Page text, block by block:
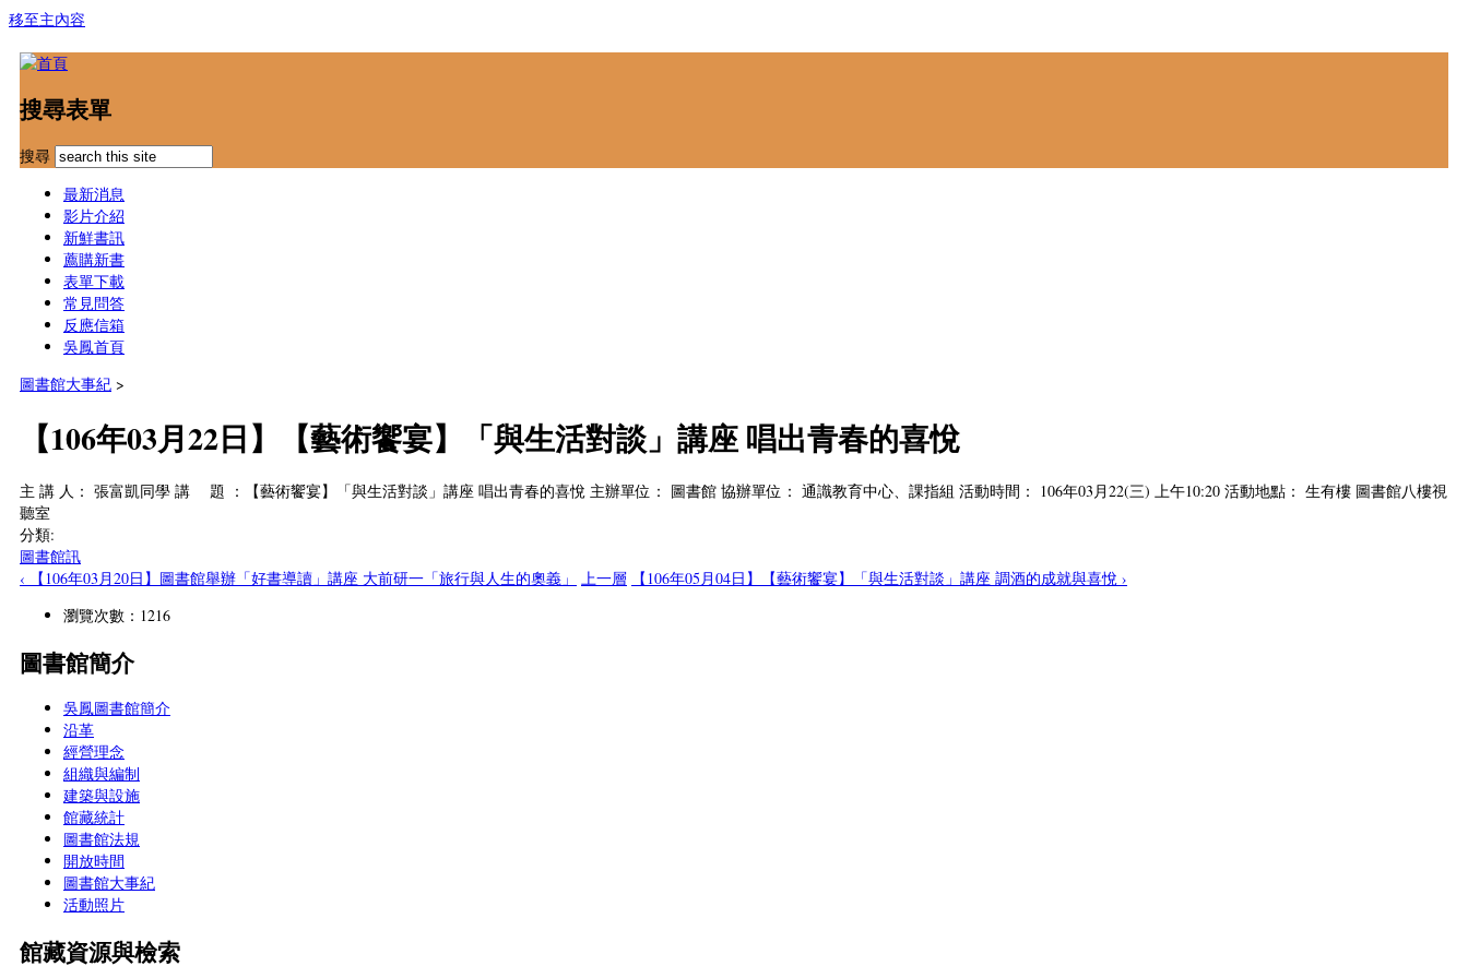
移至主內容
搜尋表單
搜尋
最新消息
影片介紹
新鮮書訊
薦購新書
表單下載
常見問答
反應信箱
吳鳳首頁
圖書館大事紀 >
【106年03月22日】【藝術饗宴】「與生活對談」講座 唱出青春的喜悅
主 講 人： 張富凱同學 講 題 ：【藝術饗宴】「與生活對談」講座 唱出青春的喜悅 主辦單位： 圖書館 協辦單位： 通識教育中心、課指組 活動時間： 106年03月22(三) 上午10:20 活動地點： 生有樓 圖書館八樓視
聽室
分類:
圖書館訊
‹ 【106年03月20日】圖書館舉辦「好書導讀」講座 大前研一「旅行與人生的奧義」
上一層
【106年05月04日】【藝術饗宴】「與生活對談」講座 調酒的成就與喜悅 ›
瀏覽次數：1216
圖書館簡介
吳鳳圖書館簡介
沿革
經營理念
組織與編制
建築與設施
館藏統計
圖書館法規
開放時間
圖書館大事紀
活動照片
館藏資源與檢索